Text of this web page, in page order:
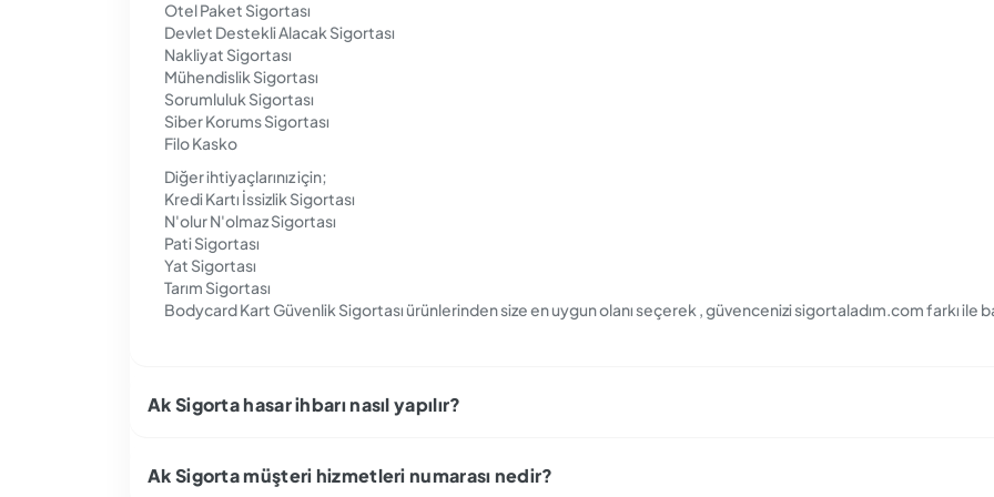
Otel Paket Sigortası
Devlet Destekli Alacak Sigortası
Nakliyat Sigortası
Mühendislik Sigortası
Sorumluluk Sigortası
Siber Korums Sigortası
Filo Kasko
Diğer ihtiyaçlarınız için;
Kredi Kartı İssizlik Sigortası
N'olur N'olmaz Sigortası
Pati Sigortası
Yat Sigortası
Tarım Sigortası
Bodycard Kart Güvenlik Sigortası ürünlerinden size en uygun olanı seçerek , güvencenizi sigortaladım.com farkı ile
Ak Sigorta hasar ihbarı nasıl yapılır?
Ak Sigorta müşteri hizmetleri numarası nedir?